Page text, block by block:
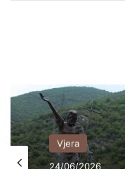
Vjera